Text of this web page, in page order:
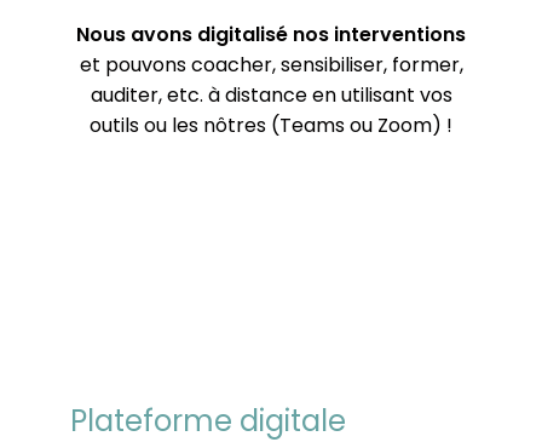
Nous avons digitalisé nos interventions
et pouvons coacher, sensibiliser, former,
auditer, etc. à distance en utilisant vos
outils ou les nôtres (Teams ou Zoom) !
Plateforme digitale